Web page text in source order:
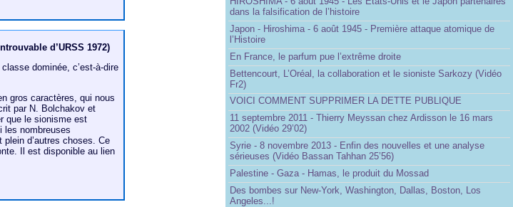
d’URSS 1972)
dominée, c’est-à-dire
gros caractères, qui nous
par N. Bolchakov et
que le sionisme est
les nombreuses
d’autres choses. Ce
Il est disponible au lien
dans la falsification de l’histoire
Japon - Hiroshima - 6 août 1945 - Première attaque atomique de
l’Histoire
En France, le parfum pue l’extrême droite
Bettencourt, L’Oréal, la collaboration et le sioniste Sarkozy (Vidéo
Fr2)
VOICI COMMENT SUPPRIMER LA DETTE PUBLIQUE
11 septembre 2011 - Thierry Meyssan chez Ardisson le 16 mars
2002 (Vidéo 29’02)
Syrie - 8 novembre 2013 - Enfin des nouvelles et une analyse
sérieuses (Vidéo Bassan Tahhan 25’56)
Palestine - Gaza - Hamas, le produit du Mossad
Des bombes sur New-York, Washington, Dallas, Boston, Los
Angeles...!